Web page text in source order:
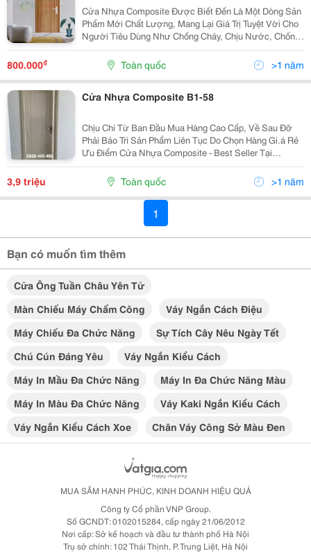
Cửa Nhựa Composite Được Biết Đến Là Một Dòng Sản
Phẩm Mới Chất Lượng, Mang Lại Giá Trị Tuyệt Vời Cho
Người Tiêu Dùng Như Chống Cháy, Chịu Nước, Chống
Cong Vênh. Mặc Dù Đã Xuất Hiện Trên Thị Trường Từ
Lâu Nhưng Nhiều Người Vẫn Chưa Biết Đến Dòng
800.000₫ Toàn quốc >1 năm
Cửa Nhựa Composite B1-58
Chịu Chi Từ Ban Đầu Mua Hàng Cao Cấp, Về Sau Đỡ
Phải Bảo Trì Sản Phẩm Liên Tục Do Chọn Hàng Gi.á Rẻ
Ưu Điểm Cửa Nhựa Composite - Best Seller Tại
Famidoor Chống Cháy, Chịu Nước. Cách Âm,Cách
Nhiệt Tốt. Chịu Lực Va Đập Tốt. Đa Dạng Kiểu Dáng
3,9 triệu Toàn quốc >1 năm
1
Bạn có muốn tìm thêm
Cửa Ông Tuần Châu Yên Tử
Màn Chiếu Máy Chấm Công
Váy Ngắn Cách Điệu
Máy Chiếu Đa Chức Năng
Sự Tích Cây Nêu Ngày Tết
Chú Cún Đáng Yêu
Váy Ngắn Kiểu Cách
Máy In Mầu Đa Chức Năng
Máy In Đa Chức Năng Màu
Máy In Màu Đa Chức Năng
Váy Kaki Ngắn Kiểu Cách
Váy Ngắn Kiểu Cách Xoe
Chân Váy Công Sở Màu Đen
MUA SẮM HẠNH PHÚC, KINH DOANH HIỆU QUẢ
Công ty Cổ phần VNP Group.
Số GCNDT: 0102015284, cấp ngày 21/06/2012
Nơi cấp: Sở kế hoạch và đầu tư thành phố Hà Nội
Trụ sở chính: 102 Thái Thịnh, P. Trung Liệt, Hà Nội